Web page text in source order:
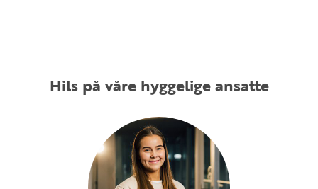
Hils på våre hyggelige ansatte